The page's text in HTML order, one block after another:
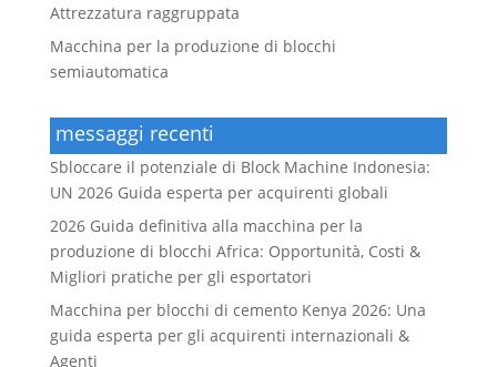
Attrezzatura raggruppata
Macchina per la produzione di blocchi
semiautomatica
messaggi recenti
Sbloccare il potenziale di Block Machine Indonesia:
UN 2026 Guida esperta per acquirenti globali
2026 Guida definitiva alla macchina per la
produzione di blocchi Africa: Opportunità, Costi &
Migliori pratiche per gli esportatori
Macchina per blocchi di cemento Kenya 2026: Una
guida esperta per gli acquirenti internazionali &
Agenti